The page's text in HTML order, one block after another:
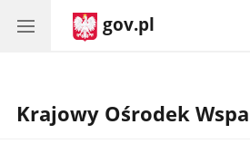
gov.pl
Krajowy Ośrodek